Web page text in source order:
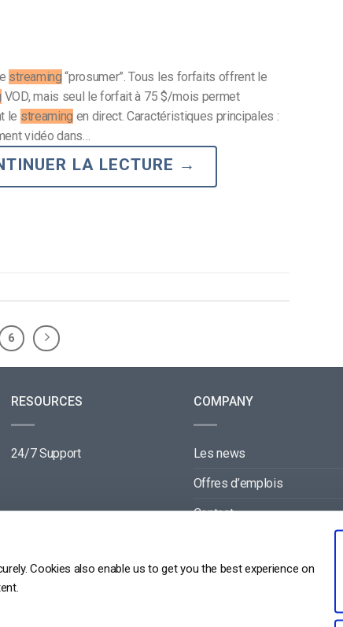
Cookies also enable us to get you the best experience on
streaming “prosumer”. Tous les forfaits offrent le
VOD, mais seul le forfait à 75 $/mois permet
le streaming en direct. Caractéristiques principales :
vidéo dans…
LA LECTURE →
6
RESOURCES
24/7 Support
COMPANY
Les news
Offres d’emplois
Contact